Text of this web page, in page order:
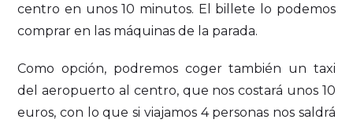
centro en unos 10 minutos. El billete lo podemos
comprar en las máquinas de la parada.
Como opción, podremos coger también un taxi
del aeropuerto al centro, que nos costará unos 10
euros, con lo que si viajamos 4 personas nos saldrá